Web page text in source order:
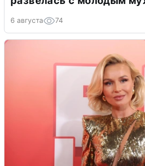
6 августа 74